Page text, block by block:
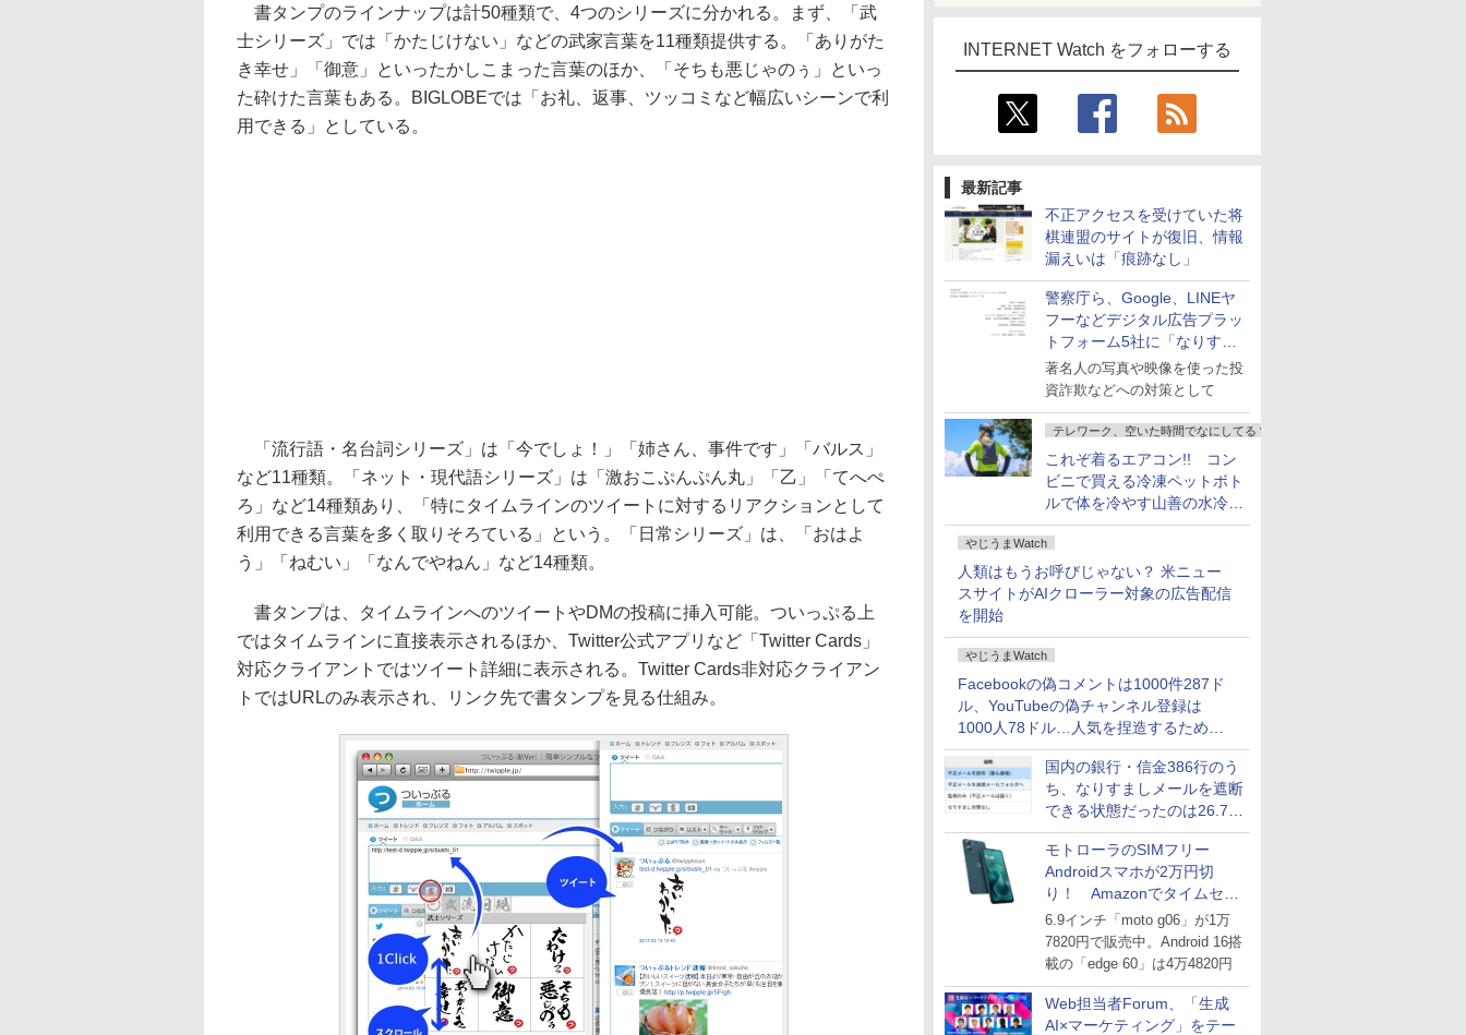
INTERNET Watch をフォローする
最新記事
不正アクセスを受けていた将
棋連盟のサイトが復旧、情報
漏えいは「痕跡なし」
警察庁ら、Google、LINEヤ
フーなどデジタル広告プラッ
トフォーム5社に「なりすま
し詐欺広告」対策強化を要請
著名人の写真や映像を使った投
資詐欺などへの対策として
テレワーク、空いた時間でなにしてる？
これぞ着るエアコン!! コン
ビニで買える冷凍ペットボト
ルで体を冷やす山善の水冷ベ
ストがロードバイクにちょう
どいい【ぼっち・ざ・ろー
ど！その14】
やじうまWatch
人類はもうお呼びじゃない？ 米ニュー
スサイトがAIクローラー対象の広告配信
を開始
やじうまWatch
Facebookの偽コメントは1000件287ド
ル、YouTubeの偽チャンネル登録は
1000人78ドル…人気を捏造するための
価格リストが公開中
国内の銀行・信金386行のう
ち、なりすましメールを遮断
できる状態だったのは26.7％
にとどまる～GMOブランド
セキュリティ調査
モトローラのSIMフリー
Androidスマホが2万円切
り！ Amazonでタイムセー
ル
6.9インチ「moto g06」が1万
7820円で販売中。Android 16搭
載の「edge 60」は4万4820円
Web担当者Forum、「生成
AI×マーケティング」をテー
書タンプのラインナップは計50種類で、4つのシリーズに分かれる。まず、「武
士シリーズ」では「かたじけない」などの武家言葉を11種類提供する。「ありがた
き幸せ」「御意」といったかしこまった言葉のほか、「そちも悪じゃのぅ」といっ
た砕けた言葉もある。BIGLOBEでは「お礼、返事、ツッコミなど幅広いシーンで利
用できる」としている。
「流行語・名台詞シリーズ」は「今でしょ！」「姉さん、事件です」「バルス」
など11種類。「ネット・現代語シリーズ」は「激おこぷんぷん丸」「乙」「てへぺ
ろ」など14種類あり、「特にタイムラインのツイートに対するリアクションとして
利用できる言葉を多く取りそろている」という。「日常シリーズ」は、「おはよ
う」「ねむい」「なんでやねん」など14種類。
書タンプは、タイムラインへのツイートやDMの投稿に挿入可能。ついっぷる上
ではタイムラインに直接表示されるほか、Twitter公式アプリなど「Twitter Cards」
対応クライアントではツイート詳細に表示される。Twitter Cards非対応クライアン
トではURLのみ表示され、リンク先で書タンプを見る仕組み。